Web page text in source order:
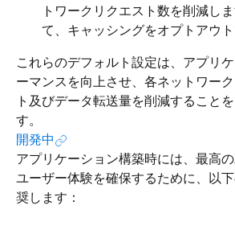
トワークリクエスト数を削減し
て、キャッシングをオプトアウト
これらのデフォルト設定は、アプリ
ーマンスを向上させ、各ネットワー
ト及びデータ転送量を削減すること
す。
開発中
アプリケーション構築時には、最高
ユーザー体験を確保するために、以
奨します：